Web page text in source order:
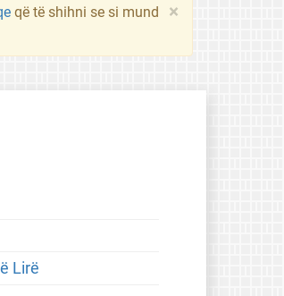
×
që të shihni se si mund
Lirë